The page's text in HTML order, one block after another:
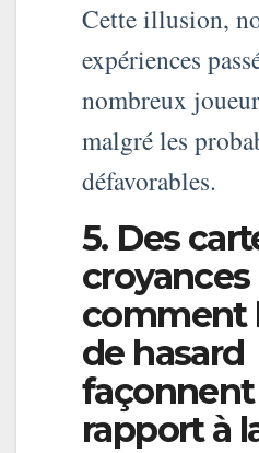
Cette illusion,
expériences
nombreux
malgré les
défavorables.
5. Des
croyances
comment
de hasard
rapport à